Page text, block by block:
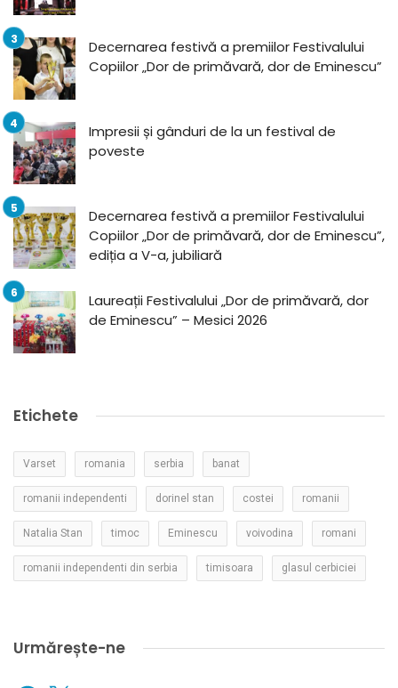
Decernarea festivă a premiilor Festivalului
Copiilor „Dor de primăvară, dor de Eminescu”
Impresii și gânduri de la un festival de
poveste
Decernarea festivă a premiilor Festivalului
Copiilor „Dor de primăvară, dor de Eminescu”,
ediția a V-a, jubiliară
Laureații Festivalului „Dor de primăvară, dor
de Eminescu” – Mesici 2026
Etichete
Varset romania serbia banat
romanii independenti dorinel stan costei romanii
Natalia Stan timoc Eminescu voivodina romani
romanii independenti din serbia timisoara glasul cerbiciei
Urmărește-ne